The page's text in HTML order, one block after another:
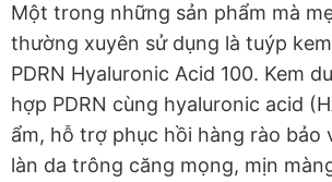
Một trong những sản phẩm mà
thường xuyên sử dụng là tuýp
PDRN Hyaluronic Acid 100. Kem
hợp PDRN cùng hyaluronic acid
ẩm, hỗ trợ phục hồi hàng rào bảo
làn da trông căng mọng, mịn